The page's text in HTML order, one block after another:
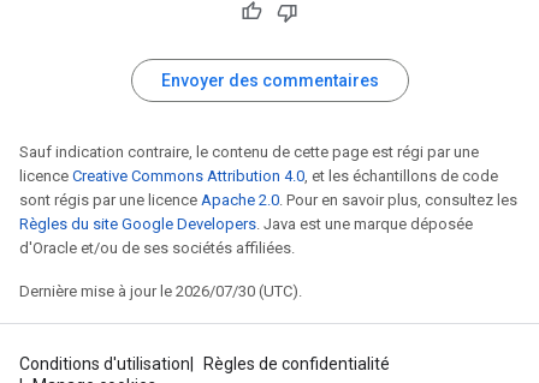
Envoyer des commentaires
Sauf indication contraire, le contenu de cette page est régi par une
licence Creative Commons Attribution 4.0, et les échantillons de code
sont régis par une licence Apache 2.0. Pour en savoir plus, consultez les
Règles du site Google Developers. Java est une marque déposée
d'Oracle et/ou de ses sociétés affiliées.
Dernière mise à jour le 2026/07/30 (UTC).
Conditions d'utilisation
Règles de confidentialité